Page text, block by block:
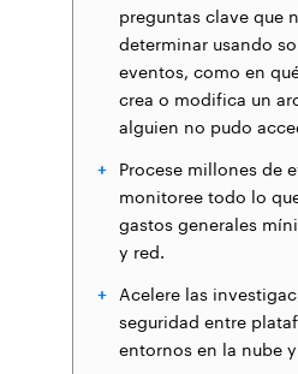
preguntas clave que
determinar usando
eventos, como en
crea o modifica un
alguien no pudo
Procese millones de
monitoree todo lo
gastos generales
y red.
Acelere las
seguridad entre
entornos en la nube